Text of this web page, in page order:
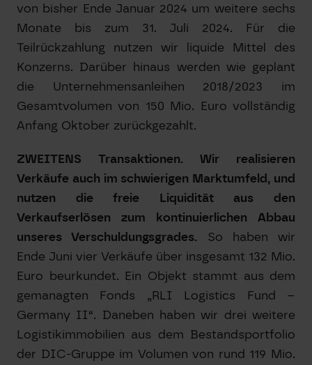
von bisher Ende Januar 2024 um weitere sechs
Monate bis zum 31. Juli 2024. Für die
Teilrückzahlung nutzen wir liquide Mittel des
Konzerns. Darüber hinaus werden wie geplant
die Unternehmensanleihen 2018/2023 im
Gesamtvolumen von 150 Mio. Euro vollständig
Anfang Oktober zurückgezahlt.
ZWEITENS Transaktionen.
Wir realisieren
Verkäufe auch im schwierigen Marktumfeld, und
nutzen die freie Liquidität aus den
Verkaufserlösen zum kontinuierlichen Abbau
unseres Verschuldungsgrades. So haben wir
Ende Juni vier Verkäufe über insgesamt 132 Mio.
Euro beurkundet. Ein Objekt stammt aus dem
gemanagten Fonds „RLI Logistics Fund –
Germany II“. Daneben haben wir drei weitere
Logistikimmobilien aus dem Bestandsportfolio
der DIC-Gruppe im Volumen von rund 119 Mio.